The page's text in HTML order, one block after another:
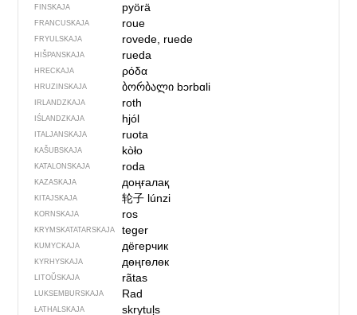
FINSKAJA pyörä
FRANCUSKAJA roue
FRYULSKAJA rovede, ruede
HIŠPANSKAJA rueda
HRECKAJA ρόδα
HRUZINSKAJA ბორბალი bɔrbɑli
IRLANDZKAJA roth
IŚLANDZKAJA hjól
ITALJANSKAJA ruota
KAŠUBSKAJA kòło
KATALONSKAJA roda
KAZASKAJA доңғалақ
KITAJSKAJA 轮子 lúnzi
KORNSKAJA ros
KRYMSKA­TATARSKAJA teger
KUMYCKAJA дёгерчик
KYRHYSKAJA дөңгөлөк
LITOŬSKAJA rãtas
LUKSEMBURSKAJA Rad
ŁATHALSKAJA skrytuļs